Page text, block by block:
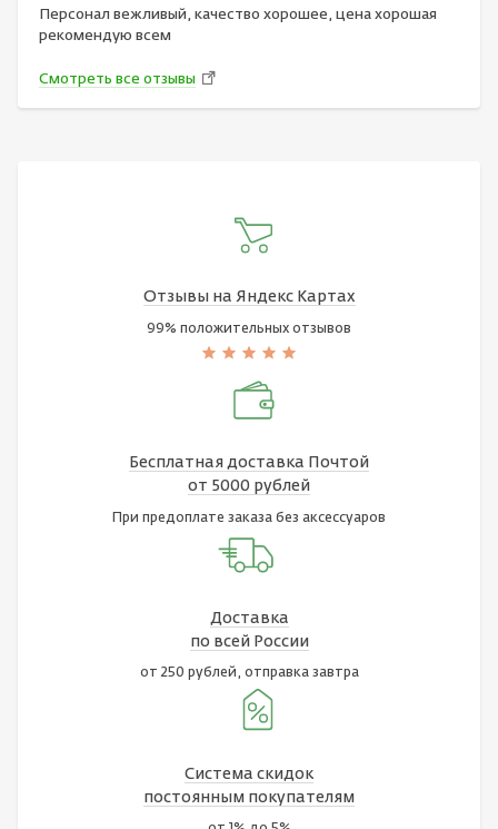
Персонал вежливый, качество хорошее, цена хорошая
рекомендую всем
Смотреть все отзывы
Отзывы на Яндекс Картах
99% положительных отзывов
Бесплатная доставка Почтой
от 5000 рублей
При предоплате заказа без аксессуаров
Доставка
по всей России
от 250 рублей, отправка завтра
Система скидок
постоянным покупателям